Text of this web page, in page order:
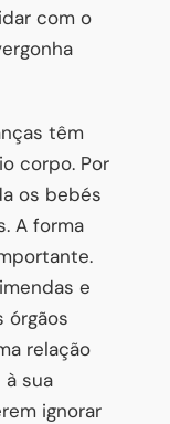
com o
têm
corpo. Por
os bebés
A forma
e
órgãos
relação
sua
ignorar